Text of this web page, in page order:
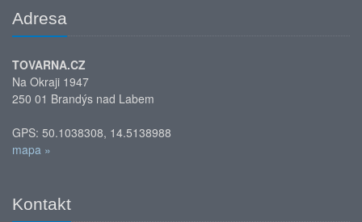
Adresa
TOVARNA.CZ
Na Okraji 1947
250 01 Brandýs nad Labem
GPS: 50.1038308, 14.5138988
mapa »
Kontakt